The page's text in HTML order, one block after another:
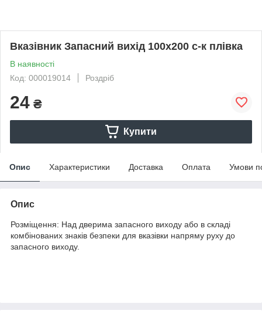
Вказівник Запасний вихід 100х200 с-к плiвка
В наявності
Код: 000019014
Роздріб
24 ₴
Купити
Опис Характеристики Доставка Оплата Умови
Опис
Розміщення: Над дверима запасного виходу або в складі
комбінованих знаків безпеки для вказівки напряму руху до
запасного виходу.